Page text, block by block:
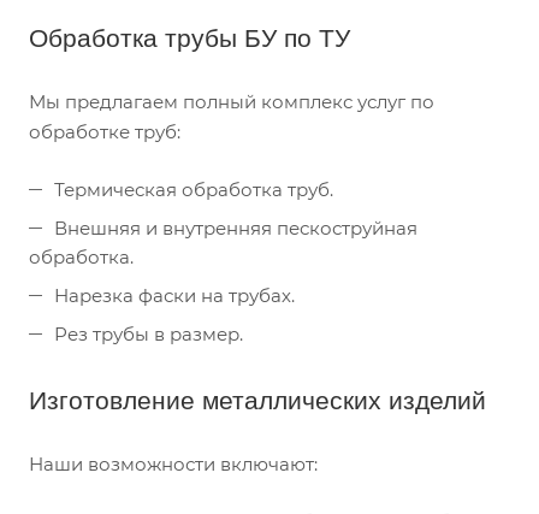
Обработка трубы БУ по ТУ
Мы предлагаем полный комплекс услуг по
обработке труб:
Термическая обработка труб.
Внешняя и внутренняя пескоструйная
обработка.
Нарезка фаски на трубах.
Рез трубы в размер.
Изготовление металлических изделий
Наши возможности включают: